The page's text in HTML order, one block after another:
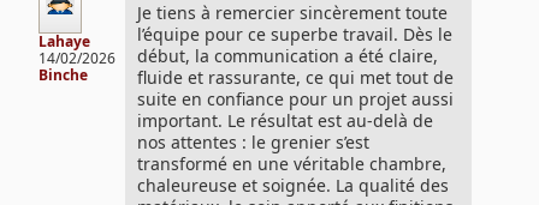
Lahaye
14/02/2026
Binche
Je tiens à remercier sincèrement toute
l’équipe pour ce superbe travail. Dès le
début, la communication a été claire,
fluide et rassurante, ce qui met tout de
suite en confiance pour un projet aussi
important. Le résultat est au-delà de
nos attentes : le grenier s’est
transformé en une véritable chambre,
chaleureuse et soignée. La qualité des